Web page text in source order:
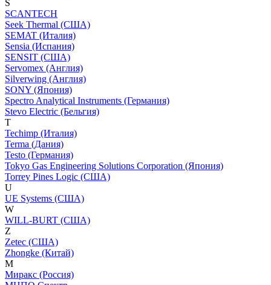
S
SCANTECH
Seek Thermal (США)
SEMAT (Италия)
Sensia (Испания)
SENSIT (США)
Servomex (Англия)
Silverwing (Англия)
SONY (Япония)
Spectro Analytical Instruments (Германия)
Stevo Electric (Бельгия)
T
Techimp (Италия)
Terma (Дания)
Testo (Германия)
Tokyo Gas Engineering Solutions Corporation (Япония)
Torrey Pines Logic (США)
U
UE Systems (США)
W
WILL-BURT (США)
Z
Zetec (США)
Zhongke (Китай)
М
Миракс (Россия)